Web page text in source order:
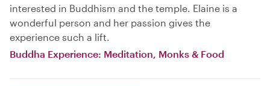
interested in Buddhism and the temple. Elaine is a
wonderful person and her passion gives the
experience such a lift.
Buddha Experience: Meditation, Monks & Food